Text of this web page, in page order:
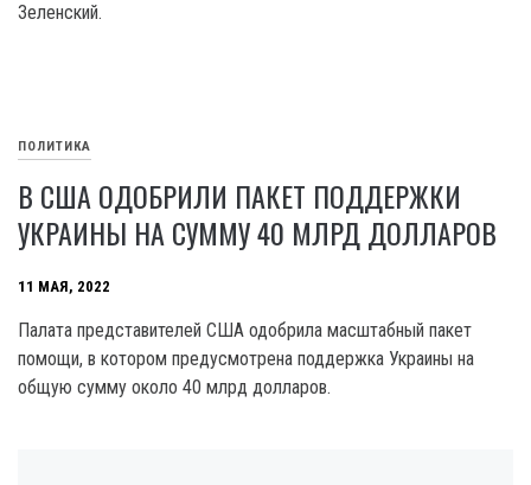
Зеленский.
ПОЛИТИКА
В США ОДОБРИЛИ ПАКЕТ ПОДДЕРЖКИ
УКРАИНЫ НА СУММУ 40 МЛРД ДОЛЛАРОВ
11 МАЯ, 2022
Палата представителей США одобрила масштабный пакет
помощи, в котором предусмотрена поддержка Украины на
общую сумму около 40 млрд долларов.